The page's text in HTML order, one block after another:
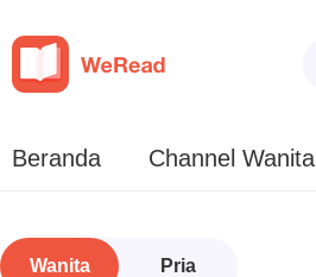
Beranda Channel Wanita
Wanita Pria